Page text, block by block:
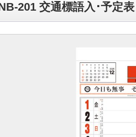
201 交通標語入･予定